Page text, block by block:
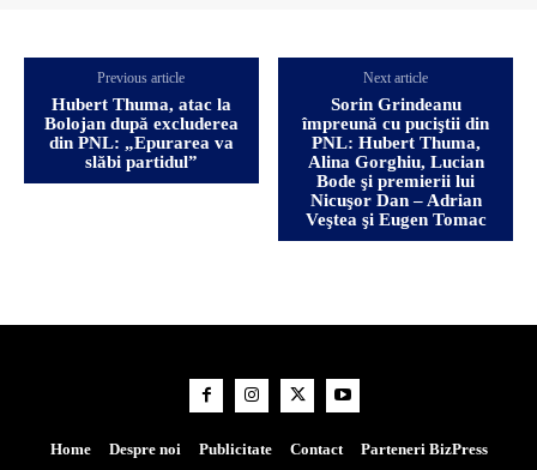
Previous article
Hubert Thuma, atac la
Bolojan după excluderea
din PNL: „Epurarea va
slăbi partidul”
Next article
Sorin Grindeanu
împreună cu puciştii din
PNL: Hubert Thuma,
Alina Gorghiu, Lucian
Bode şi premierii lui
Nicuşor Dan – Adrian
Veştea şi Eugen Tomac
Home Despre noi Publicitate Contact Parteneri BizPress